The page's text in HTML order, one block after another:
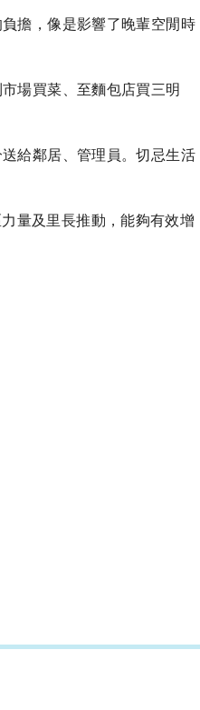
擔，像是影響了晚輩空閒時
場買菜、至麵包店買三明
給鄰居、管理員。切忌生活
量及里長推動，能夠有效增